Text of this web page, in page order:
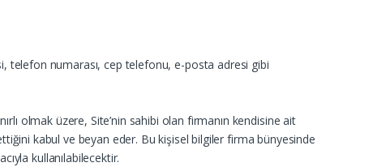
telefon numarası, cep telefonu, e-posta adresi gibi
olmak üzere, Site’nin sahibi olan firmanın kendisine ait
kabul ve beyan eder. Bu kişisel bilgiler firma bünyesinde
kullanılabilecektir.